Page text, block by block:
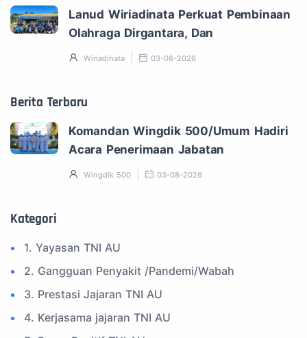
Lanud Wiriadinata Perkuat Pembinaan
Olahraga Dirgantara, Dan
Wiriadinata 03-08-2026
Berita Terbaru
Komandan Wingdik 500/Umum Hadiri
Acara Penerimaan Jabatan
Wingdik 500 03-08-2026
Kategori
1. Yayasan TNI AU
2. Gangguan Penyakit /Pandemi/Wabah
3. Prestasi Jajaran TNI AU
4. Kerjasama jajaran TNI AU